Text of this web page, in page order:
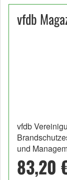
vfdb
vfdb
und
83,20